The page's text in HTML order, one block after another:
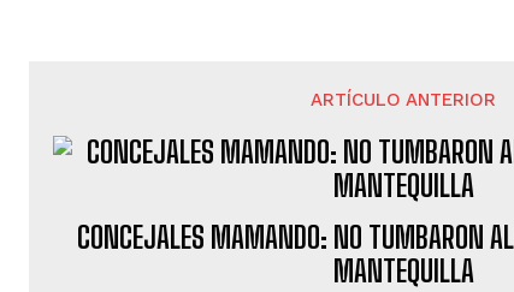
ARTÍCULO ANTERIOR
CONCEJALES MAMANDO: NO TUMBARON
MANTEQUILLA